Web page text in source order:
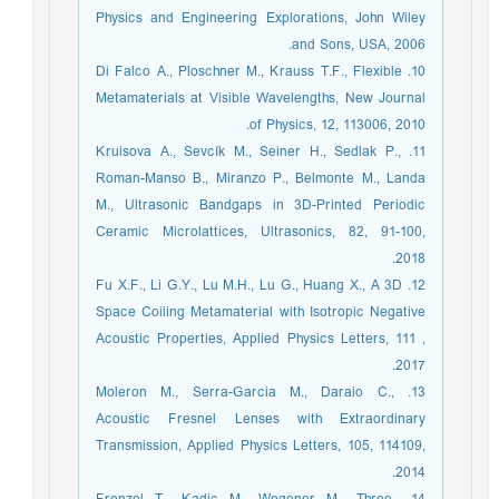
Physics and Engineering Explorations, John Wiley
and Sons, USA, 2006.
10. Di Falco A., Ploschner M., Krauss T.F., Flexible
Metamaterials at Visible Wavelengths, New Journal
of Physics, 12, 113006, 2010.
11. Kruisova A., Sevcík M., Seiner H., Sedlak P.,
Roman-Manso B., Miranzo P., Belmonte M., Landa
M., Ultrasonic Bandgaps in 3D-Printed Periodic
Ceramic Microlattices, Ultrasonics, 82, 91-100,
2018.
12. Fu X.F., Li G.Y., Lu M.H., Lu G., Huang X., A 3D
Space Coiling Metamaterial with Isotropic Negative
Acoustic Properties, Applied Physics Letters, 111 ,
2017.
13. Moleron M., Serra-Garcia M., Daraio C.,
Acoustic Fresnel Lenses with Extraordinary
Transmission, Applied Physics Letters, 105, 114109,
2014.